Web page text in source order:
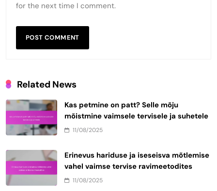
for the next time I comment.
Related News
Kas petmine on patt? Selle mõju
mõistmine vaimsele tervisele ja suhetele
11/08/2025
Erinevus hariduse ja iseseisva mõtlemise
vahel vaimse tervise ravimeetodites
11/08/2025